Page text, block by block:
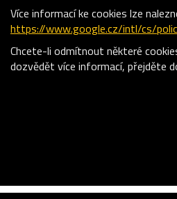
Více informací ke cookies lze
https://www.google.cz/intl/cs/
Chcete-li odmítnout některé
dozvědět více informací, přejděte